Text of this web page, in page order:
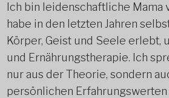
Ich bin leidenschaftliche Mama
habe in den letzten Jahren
Körper, Geist und Seele erlebt,
und Ernährungstherapie. Ich
nur aus der Theorie, sondern
persönlichen Erfahrungswerten